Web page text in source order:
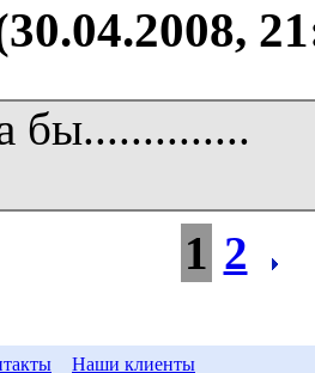
бы..............
1 2
Наши клиенты